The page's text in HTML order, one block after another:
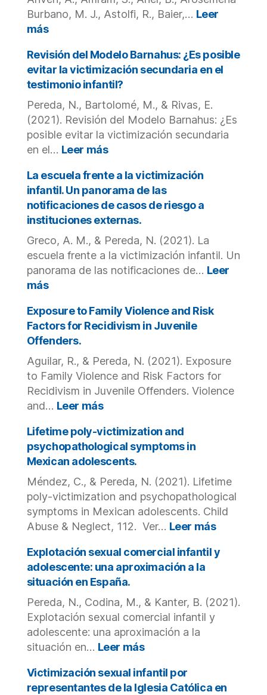
Adolescents
A
Systematic
Burbano, M. J., Astolfi, R., Baier,… Leer
más:
global
analysis
of
the
impact
of
COVID-
19
at-
home
restrictions
on
crime.
Revisión del Modelo Barnahus: ¿Es posible
evitar la victimización secundaria en el
testimonio infantil?
Pereda, N., Bartolomé, M., & Rivas, E.
(2021). Revisión del Modelo Barnahus: ¿Es
posible evitar la victimización secundaria
en el… Leer más:
del
Modelo
Barnahus:
¿Es
posible
evitar
la
victimización
el
testimonio
infantil?
La escuela frente a la victimización
infantil. Un panorama de las
notificaciones de casos de riesgo a
instituciones externas.
Greco, A. M., & Pereda, N. (2021). La
escuela frente a la victimización infantil. Un
panorama de las notificaciones de… Leer
más:
escuela
frente
a
la
victimización
infantil.
Un
panorama
las
notificaciones
de
casos
de
riesgo
a
instituciones
externas.
Exposure to Family Violence and Risk
Factors for Recidivism in Juvenile
Offenders.
Aguilar, R., & Pereda, N. (2021). Exposure
to Family Violence and Risk Factors for
Recidivism in Juvenile Offenders. Violence
and… Leer más:
to
Family
Violence
and
Risk
Factors
for
Recidivism
in
Juvenile
Offenders.
Lifetime poly-victimization and
psychopathological symptoms in
Mexican adolescents.
Méndez, C., & Pereda, N. (2021). Lifetime
poly-victimization and psychopathological
symptoms in Mexican adolescents. Child
Abuse & Neglect, 112. Ver… Leer más:
poly-
Explotación sexual comercial infantil y
adolescente: una aproximación a la
situación en España.
Pereda, N., Codina, M., & Kanter, B. (2021).
Explotación sexual comercial infantil y
adolescente: una aproximación a la
situación en… Leer más:
sexual
comercial
Victimización sexual infantil por
representantes de la Iglesia Católica en